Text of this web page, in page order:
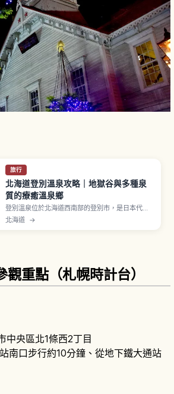
旅行
北海道登別溫泉攻略｜地獄谷與多種泉
質的療癒溫泉鄉
登別溫泉位於北海道西南部的登別市，是日本代表
性的溫泉鄉之一，以「溫泉百貨」之名聞名，常見
北海道 →
觀重點（札幌時計台）
中央區北1條西2丁目
南口步行約10分鐘、從地下鐵大通站